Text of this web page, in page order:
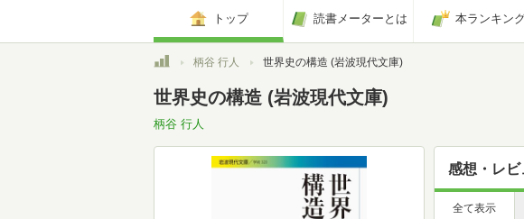
トップ 読書メーターとは 本ランキン
トップ柄谷 行人 世界史の構造 (岩波現代文庫)
世界史の構造 (岩波現代文庫)
柄谷 行人
感想・レビ
全て表示